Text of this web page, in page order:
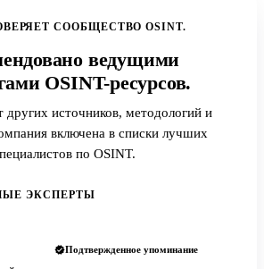
СООБЩЕСТВО OSINT.
ведущими
OSINT-ресурсов.
других источников, методологий и
включена в списки лучших
по OSINT.
ЭКСПЕРТЫ
Подтвержденное упоминание